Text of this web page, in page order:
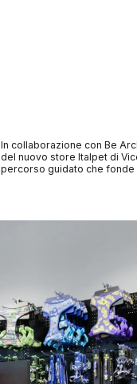
In collaborazione con Be
del nuovo store Italpet di
percorso guidato che fonde